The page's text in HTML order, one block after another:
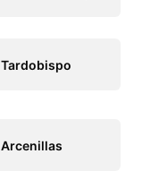
Tardobispo
Arcenillas